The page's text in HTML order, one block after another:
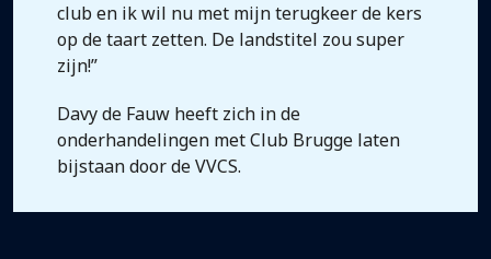
club en ik wil nu met mijn terugkeer de kers
op de taart zetten. De landstitel zou super
zijn!”
Davy de Fauw heeft zich in de
onderhandelingen met Club Brugge laten
bijstaan door de VVCS.